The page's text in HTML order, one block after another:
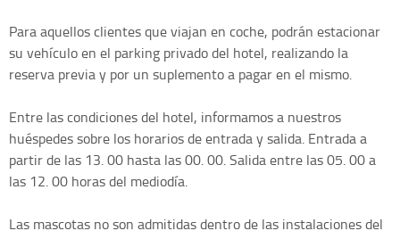
Para aquellos clientes que viajan en coche, podrán estacionar
su vehículo en el parking privado del hotel, realizando la
reserva previa y por un suplemento a pagar en el mismo.
Entre las condiciones del hotel, informamos a nuestros
huéspedes sobre los horarios de entrada y salida. Entrada a
partir de las 13. 00 hasta las 00. 00. Salida entre las 05. 00 a
las 12. 00 horas del mediodía.
Las mascotas no son admitidas dentro de las instalaciones del